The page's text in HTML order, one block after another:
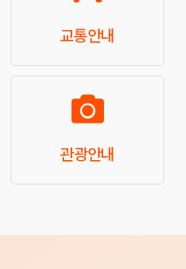
교통안내
관광안내